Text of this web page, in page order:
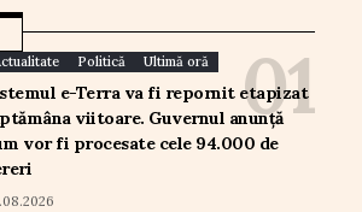
Politică Ultimă oră
e-Terra va fi repornit etapizat
viitoare. Guvernul anunță
vor fi procesate cele 94.000 de